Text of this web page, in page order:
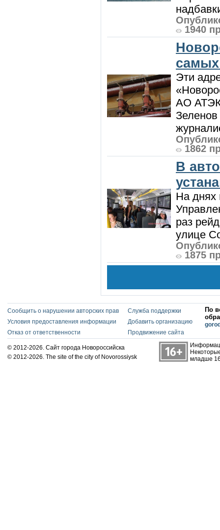
1940
Эти
АО АТЭК
Зеленов
1862
В
На днях
раз
улице
1875
Сообщить о нарушении авторских прав
Условия предоставления информации
Отказ от ответственности
Служба поддержки
Добавить организацию
Продвижение сайта
По
© 2012-2026. Сайт города Новороссийска
© 2012-2026. The site of the city of Novorossiysk
младше